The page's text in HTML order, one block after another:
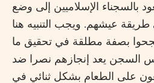
بالسجناء الإسلاميين إلى وضع
عيشهم. ويجب التنبيه هنا
بصفة مطلقة في تحقيق ما
السجن يعد إنجازهم نصرا ضد
على الطعام بشكل ثنائي في